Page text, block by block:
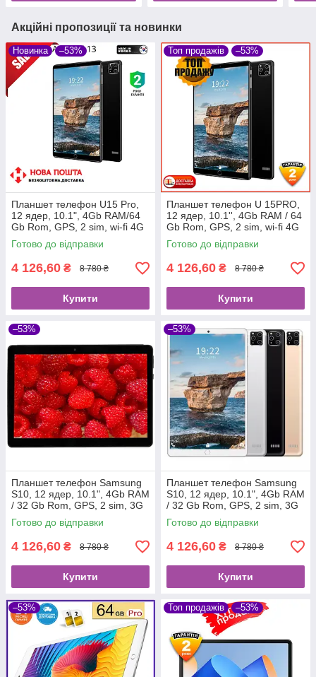
Акційні пропозиції та новинки
Новинка –53%
Планшет телефон U15 Pro,
12 ядер, 10.1", 4Gb RAM/64
Gb Rom, GPS, 2 sim, wi-fi 4G
Планшетний комп'ютер
Готово до відправки
4 126,60 ₴ 8 780 ₴
Купити
Топ продажів –53%
Планшет телефон U 15PRO,
12 ядер, 10.1'', 4Gb RAM / 64
Gb Rom, GPS, 2 sim, wi-fi 4G
Планшетный компьютер
Готово до відправки
4 126,60 ₴ 8 780 ₴
Купити
–53%
Планшет телефон Samsung
S10, 12 ядер, 10.1", 4Gb RAM
/ 32 Gb Rom, GPS, 2 sim, 3G
Готово до відправки
4 126,60 ₴ 8 780 ₴
Купити
–53%
Планшет телефон Samsung
S10, 12 ядер, 10.1", 4Gb RAM
/ 32 Gb Rom, GPS, 2 sim, 3G
Готово до відправки
4 126,60 ₴ 8 780 ₴
Купити
–53% Топ продажів –53%